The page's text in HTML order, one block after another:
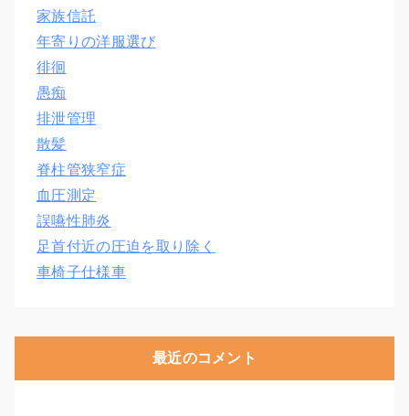
家族信託
年寄りの洋服選び
徘徊
愚痴
排泄管理
散髪
脊柱管狭窄症
血圧測定
誤嚥性肺炎
足首付近の圧迫を取り除く
車椅子仕様車
最近のコメント